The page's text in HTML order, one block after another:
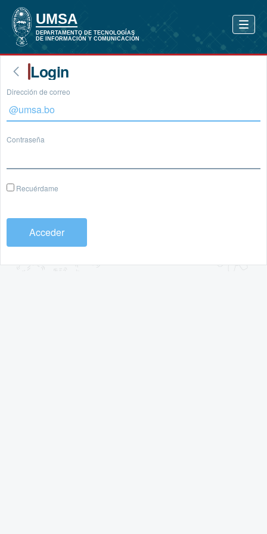
Login
Dirección de correo
Contraseña
Recuérdame
Acceder